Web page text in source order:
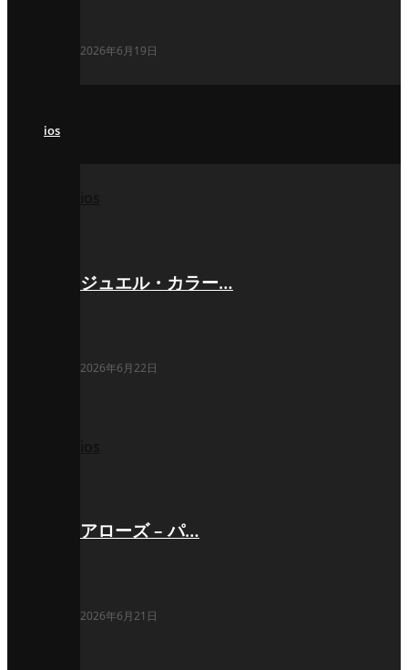
2026年6月19日
ios
ジュエル・カラー…
2026年6月22日
アローズ – パ…
2026年6月21日